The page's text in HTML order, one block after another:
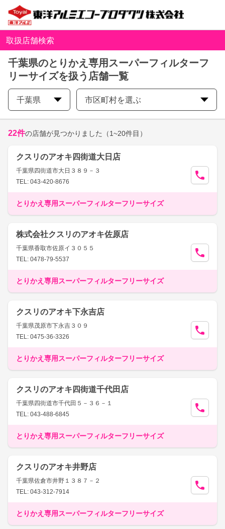
取扱店舗検索
千葉県のとりかえ専用スーパーフィルターフ
リーサイズを扱う店舗一覧
千葉県 市区町村を選ぶ
22件の店舗が見つかりました （1~20件目）
クスリのアオキ四街道大日店
千葉県四街道市大日３８９－３
TEL: 043-420-8676
とりかえ専用スーパーフィルターフリーサイズ
株式会社クスリのアオキ佐原店
千葉県香取市佐原イ３０５５
TEL: 0478-79-5537
とりかえ専用スーパーフィルターフリーサイズ
クスリのアオキ下永吉店
千葉県茂原市下永吉３０９
TEL: 0475-36-3326
とりかえ専用スーパーフィルターフリーサイズ
クスリのアオキ四街道千代田店
千葉県四街道市千代田５－３６－１
TEL: 043-488-6845
とりかえ専用スーパーフィルターフリーサイズ
クスリのアオキ井野店
千葉県佐倉市井野１３８７－２
TEL: 043-312-7914
とりかえ専用スーパーフィルターフリーサイズ